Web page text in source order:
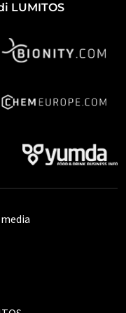
LUMITOS